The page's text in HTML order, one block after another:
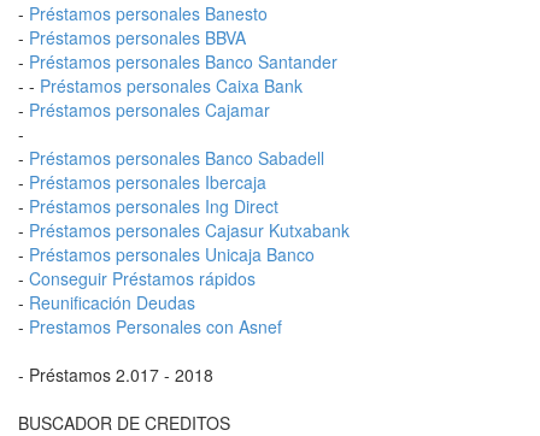
- Préstamos personales Banesto
- Préstamos personales BBVA
- Préstamos personales Banco Santander
- - Préstamos personales Caixa Bank
- Préstamos personales Cajamar
-
- Préstamos personales Banco Sabadell
- Préstamos personales Ibercaja
- Préstamos personales Ing Direct
- Préstamos personales Cajasur Kutxabank
- Préstamos personales Unicaja Banco
- Conseguir Préstamos rápidos
- Reunificación Deudas
- Prestamos Personales con Asnef
- Préstamos 2.017 - 2018
BUSCADOR DE CREDITOS